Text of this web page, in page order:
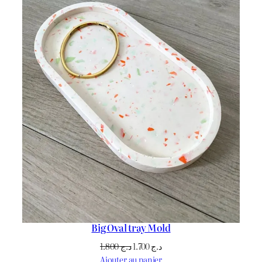
Big Oval tray Mold
د.ج1.800
Le
prix
د.ج1.700
Le
prix